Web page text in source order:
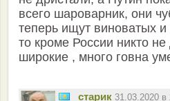
всего шароварник, они
теперь ищут виноватых
то кроме России никто
широкие , много говна
старик 31.03.2020